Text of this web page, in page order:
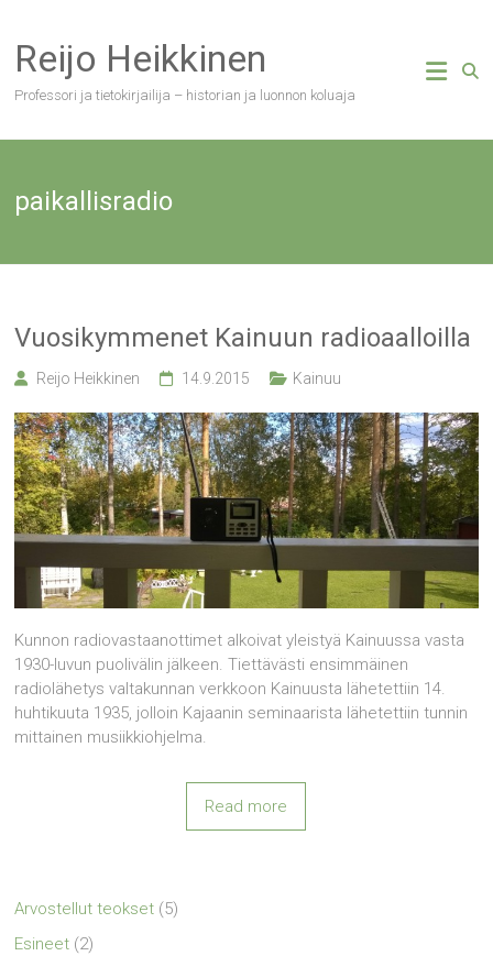
content
Reijo Heikkinen
Professori ja tietokirjailija – historian ja luonnon koluaja
paikallisradio
Vuosikymmenet Kainuun radioaalloilla
Reijo Heikkinen 14.9.2015 Kainuu
Kunnon radiovastaanottimet alkoivat yleistyä Kainuussa vasta
1930-luvun puolivälin jälkeen. Tiettävästi ensimmäinen
radiolähetys valtakunnan verkkoon Kainuusta lähetettiin 14.
huhtikuuta 1935, jolloin Kajaanin seminaarista lähetettiin tunnin
mittainen musiikkiohjelma.
Read more
Arvostellut teokset (5)
Esineet (2)